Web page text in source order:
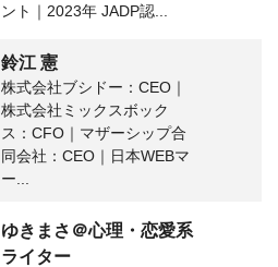
ント｜2023年 JADP認...
鈴江 憲
株式会社ブシドー：CEO｜
株式会社ミックスボック
ス：CFO｜マザーシップ合
同会社：CEO｜日本WEBマ
ー...
ゆきまさ＠心理・恋愛系
ライター